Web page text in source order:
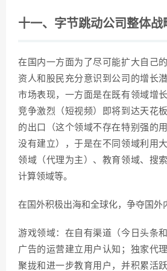
十一、字节跳动公司整体战
在国内一方面为了尽可能扩大自己
资人和股民充分意识到公司的增长
市场表现，一方面是在既有领域增
竞争激烈（短视频）即将到达天花
的出口（这个领域不存在特别强的
没有建立），于是在不同领域利用
领域（代理为主）、教育领域、搜
计算领域等。
在国外积极出海和全球化，争夺国外
游戏领域：在自有渠道（今日头条
广告的运营建立用户认知；独家代
聚拢和进一步教育用户，并积累活